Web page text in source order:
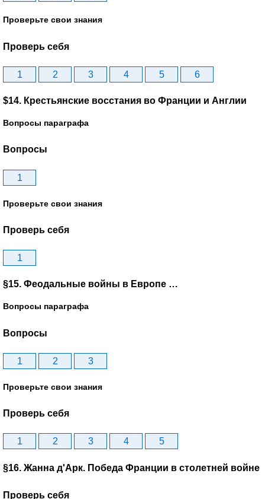
Проверьте свои знания
Проверь себя
1 2 3 4 5 6
$14. Крестьянские восстания во Франции и Англии
Вопросы параграфа
Вопросы
1
Проверьте свои знания
Проверь себя
1
§15. Феодальные войны в Европе …
Вопросы параграфа
Вопросы
1 2 3
Проверьте свои знания
Проверь себя
1 2 3 4 5
§16. Жанна д'Арк. Победа Франции в столетней войне
Проверь себя